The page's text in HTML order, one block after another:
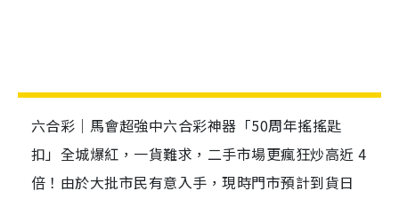
六合彩｜馬會超強中六合彩神器「50周年搖搖匙
扣」全城爆紅，一貨難求，二手市場更瘋狂炒高近 4
倍！由於大批市民有意入手，現時門市預計到貨日